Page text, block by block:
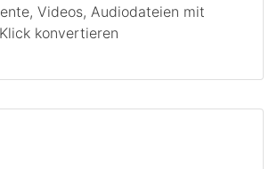
Videos, Audiodateien mit
konvertieren